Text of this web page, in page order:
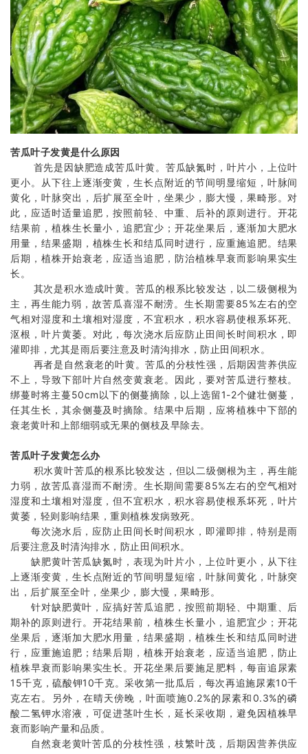
苦瓜叶子发黄是什么原因
首先是因缺肥造成苦瓜叶黄。苦瓜缺氮时，叶片小，上位叶
更小。从下往上逐渐变黄，生长点附近的节间明显缩短，叶脉间
黄化，叶脉突出，后扩展至全叶，坐果少，膨大慢，果畸形。对
此，应适时适量追肥，按照前轻、中重、后补的原则进行。开花
结果前，植株生长量小，追肥宜少；开花坐果后，逐渐加大肥水
用量，结果盛期，植株生长和结瓜同时进行，应重施追肥。结果
后期，植株开始衰老，应适当追肥，防治植株早衰而影响果实生
长。
其次是积水造成叶黄。苦瓜的根系比较发达，以二级侧根为
主，再生能力弱，故苦瓜喜湿不耐涝。生长期需要85%左右的空
气相对湿度和土壤相对湿度，不宜积水，积水容易使根系坏死、
沤根，叶片黄萎。对此，每次浇水后应防止田间长时间积水，即
灌即排，尤其是雨后要注意及时清沟排水，防止田间积水。
再者是自然衰老的叶黄。苦瓜的分枝性强，后期因营养供应
不上，导致下部叶片自然变黄衰老。因此，要对苦瓜进行整枝。
绑蔓时将主蔓50cm以下的侧蔓摘除，以上选留1-2个健壮侧蔓，
任其生长，其余侧蔓及时摘除。结果中后期，应将植株中下部的
衰老黄叶和上部细弱或无果的侧枝及早除去。
苦瓜叶子发黄怎么办
积水黄叶苦瓜的根系比较发达，但以二级侧根为主，再生能
力弱，故苦瓜喜湿而不耐涝。生长期间需要85%左右的空气相对
湿度和土壤相对湿度，但不宜积水，积水容易使根系坏死，叶片
黄萎，轻则影响结果，重则植株发病致死。
每次浇水后，应防止田间长时间积水，即灌即排，特别是雨
后要注意及时清沟排水，防止田间积水。
缺肥黄叶苦瓜缺氮时，表现为叶片小，上位叶更小，从下往
上逐渐变黄，生长点附近的节间明显短缩，叶脉间黄化，叶脉突
出，后扩展至全叶，坐果少，膨大慢，果畸形。
针对缺肥黄叶，应搞好苦瓜追肥，按照前期轻、中期重、后
期补的原则进行。开花结果前，植株生长量小，追肥宜少；开花
坐果后，逐渐加大肥水用量，结果盛期，植株生长和结瓜同时进
行，应重施追肥；结果后期，植株开始衰老，应适当追肥，防止
植株早衰而影响果实生长。开花坐果后要施足肥料，每亩追尿素
15千克，硫酸钾10千克。采收第一批瓜后，每次再追施尿素10千
克左右。另外，在晴天傍晚，叶面喷施0.2%的尿素和0.3%的磷
酸二氢钾水溶液，可促进茎叶生长，延长采收期，避免因植株早
衰而影响产量和品质。
自然衰老黄叶苦瓜的分枝性强，枝繁叶茂，后期因营养供应